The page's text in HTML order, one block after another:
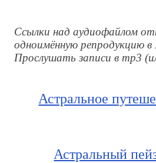
Ссылки над аудиофайлом
одноимённую репродукцию в
Прослушать записи в mp3
Астральное
Астральный